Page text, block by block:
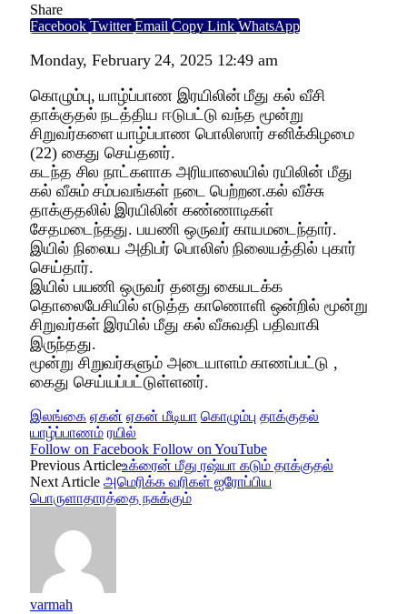
Share
Facebook Twitter Email Copy Link WhatsApp
Monday, February 24, 2025 12:49 am
கொழும்பு, யாழ்ப்பாண இரயிலின் மீது கல் வீசி
தாக்குதல் நடத்திய ஈடுபட்டு வந்த மூன்று
சிறுவர்களை யாழ்ப்பாண பொலிஸார் சனிக்கிழமை
(22) கைது செய்தனர்.
கடந்த சில நாட்களாக அரியாலையில் ரயிலின் மீது
கல் வீசும் சம்பவங்கள் நடை பெற்றன.கல் வீச்சு
தாக்குதலில் இரயிலின் கண்ணாடிகள்
சேதமடைந்தது. பயணி ஒருவர் காயமடைந்தார்.
இயில் நிலைய அதிபர் பொலிஸ் நிலையத்தில் புகார்
செய்தார்.
இயில் பயணி ஒருவர் தனது கையடக்க
தொலைபேசியில் எடுத்த காணொளி ஒன்றில் மூன்று
சிறுவர்கள் இரயில் மீது கல் வீசுவதி பதிவாகி
இருந்தது.
மூன்று சிறுவர்களும் அடையாளம் காணப்பட்டு ,
கைது செய்யப்பட்டுள்ளனர்.
இலங்கை ஏகன் ஏகன் மீடியா கொழும்பு தாக்குதல்
யாழ்ப்பாணம் ரயில்
Follow on Facebook Follow on YouTube
Previous Articleஉக்ரைன் மீது ரஷ்யா கடும் தாக்குதல்
Next Article அமெரிக்க வரிகள் ஐரோப்பிய
பொருளாதாரத்தை நசுக்கும்
varmah